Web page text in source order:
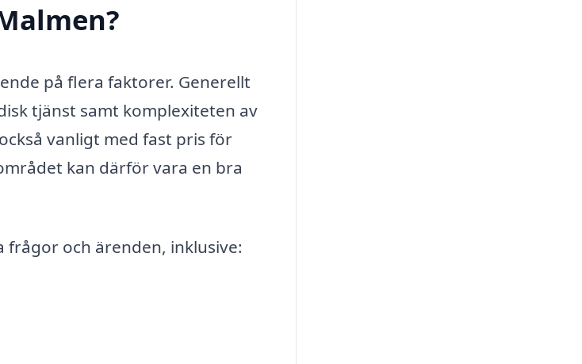
på flera faktorer. Generellt
tjänst samt komplexiteten av
vanligt med fast pris för
kan därför vara en bra
frågor och ärenden, inklusive: